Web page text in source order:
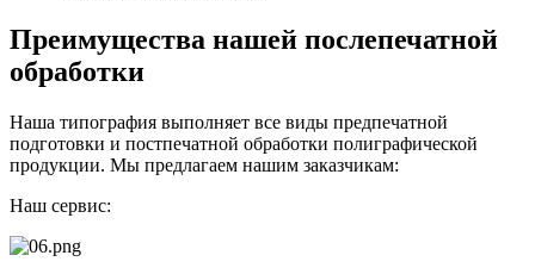
Преимущества нашей послепечатной
обработки
Наша типография выполняет все виды предпечатной
подготовки и постпечатной обработки полиграфической
продукции. Мы предлагаем нашим заказчикам:
Наш сервис: